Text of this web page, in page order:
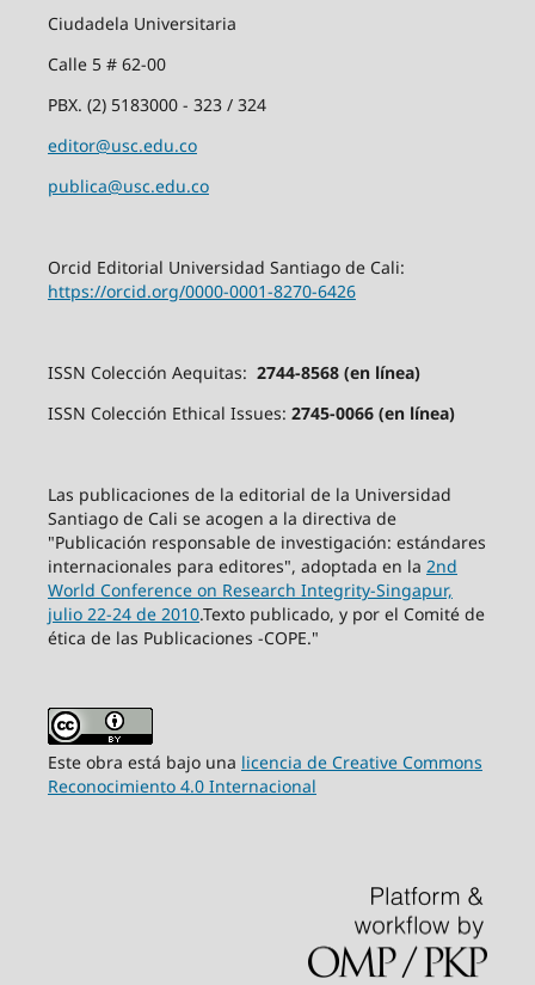
Ciudadela Universitaria
Calle 5 # 62-00
PBX. (2) 5183000 - 323 / 324
editor@usc.edu.co
publica@usc.edu.co
Orcid Editorial Universidad Santiago de Cali:
https://orcid.org/0000-0001-8270-6426
ISSN Colección Aequitas: 2744-8568 (en línea)
ISSN Colección Ethical Issues: 2745-0066 (en línea)
Las publicaciones de la editorial de la Universidad
Santiago de Cali se acogen a la directiva de
"Publicación responsable de investigación: estándares
internacionales para editores", adoptada en la 2nd
World Conference on Research Integrity-Singapur,
julio 22-24 de 2010.Texto publicado, y por el Comité de
ética de las Publicaciones -COPE."
Este obra está bajo una licencia de Creative Commons
Reconocimiento 4.0 Internacional